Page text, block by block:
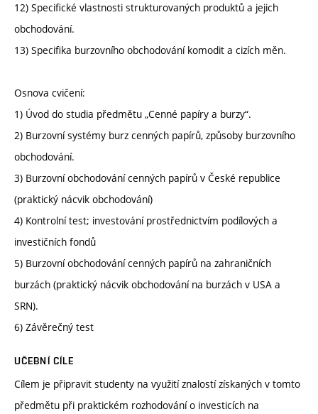
12) Specifické vlastnosti strukturovaných produktů a jejich
obchodování.
13) Specifika burzovního obchodování komodit a cizích měn.
Osnova cvičení:
1) Úvod do studia předmětu „Cenné papíry a burzy“.
2) Burzovní systémy burz cenných papírů, způsoby burzovního
obchodování.
3) Burzovní obchodování cenných papírů v České republice
(praktický nácvik obchodování)
4) Kontrolní test; investování prostřednictvím podílových a
investičních fondů
5) Burzovní obchodování cenných papírů na zahraničních
burzách (praktický nácvik obchodování na burzách v USA a
SRN).
6) Závěrečný test
UČEBNÍ CÍLE
Cílem je připravit studenty na využití znalostí získaných v tomto
předmětu při praktickém rozhodování o investicích na